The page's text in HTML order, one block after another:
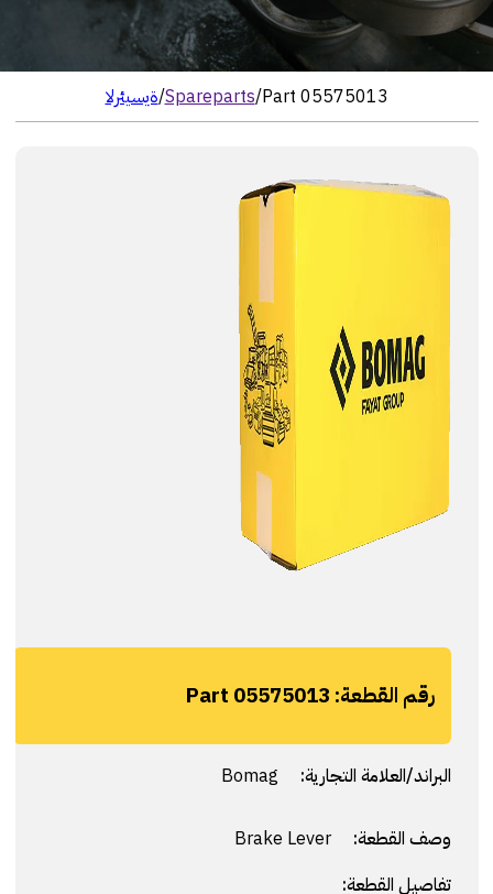
الرئيسية/Spareparts/Part 05575013
رقم القطعة: Part 05575013
البراند/العلامة التجارية:
وصف القطعة:
Brake Lever
تفاصيل القطعة: